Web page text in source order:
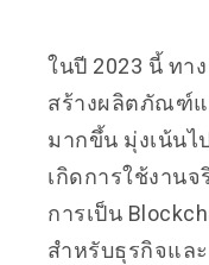
ในปี 2023 นี้ ทา
สร้างผลิตภัณฑ์แ
มากขึ้น มุ่งเน้นไ
เกิดการใช้งานจ
การเป็น
สำหรับธุรกิจแล